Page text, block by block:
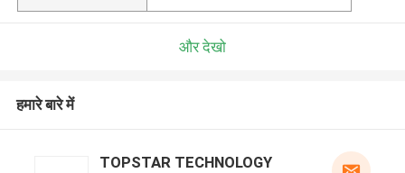
और देखो
हमारे बारे में
TOPSTAR TECHNOLOGY